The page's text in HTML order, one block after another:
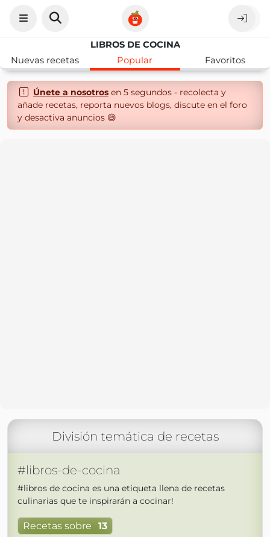
LIBROS DE COCINA
Nuevas recetas
Popular Favoritos
Únete a nosotrosen 5 segundos - recolecta y
añade recetas, reporta nuevos blogs, discute en el foro
y desactiva anuncios 😄
División temática de recetas
#libros-de-cocina
#libros de cocina es una etiqueta llena de recetas
culinarias que te inspirarán a cocinar!
Recetas sobre 13